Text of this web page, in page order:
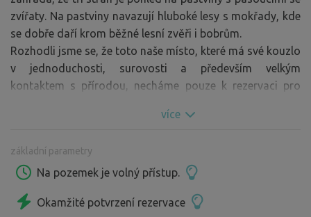
zvířaty. Na pastviny navazují hluboké lesy s mokřady, kde
se dobře daří krom běžné lesní zvěři i bobrům.
Rozhodli jsme se, že toto naše místo, které má své kouzlo
v jednoduchosti, surovosti a především velkým
kontaktem s přírodou, necháme pouze k rezervaci pro
nevejde.
Krátkou procházkou se dostanete k nám na farmu, kde si
Jistě oceníte naučnou stezku na zříceninu hradu Přimda a
více
základní parametry
Na pozemek je volný přístup.
Okamžité potvrzení rezervace